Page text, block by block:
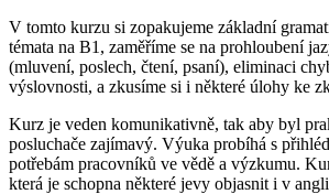
V tomto kurzu si zopakujeme základní
témata na B1, zaměříme se na prohloubení
(mluvení, poslech, čtení, psaní), eliminaci
výslovnosti, a zkusíme si i některé úlohy ke
Kurz je veden komunikativně, tak aby byl
posluchače zajímavý. Výuka probíhá s
potřebám pracovníků ve vědě a výzkumu.
která je schopna některé jevy objasnit i v